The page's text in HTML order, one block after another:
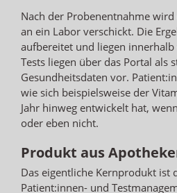
Nach der Probenentnahme
an ein Labor verschickt. Die
aufbereitet und liegen innerhalb
Tests liegen über das Portal als
Gesundheitsdaten vor.
wie sich beispielsweise der
Jahr hinweg entwickelt hat,
oder eben nicht.
Produkt aus
Das eigentliche Kernprodukt ist
Patient:innen- und